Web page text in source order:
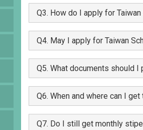
Q3. How do I apply for
Q4. May I apply for Taiwan
Q5. What documents should I
Q6. When and where can I
Q7. Do I still get monthly